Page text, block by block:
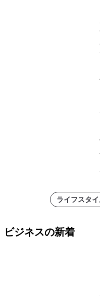
ライフスタ
ビジネスの新着